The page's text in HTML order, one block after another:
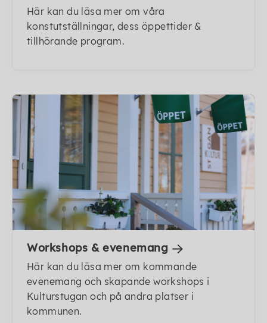
Här kan du läsa mer om våra
konstutställningar, dess öppettider &
tillhörande program.
Workshops & evenemang
Här kan du läsa mer om kommande
evenemang och skapande workshops i
Kulturstugan och på andra platser i
kommunen.